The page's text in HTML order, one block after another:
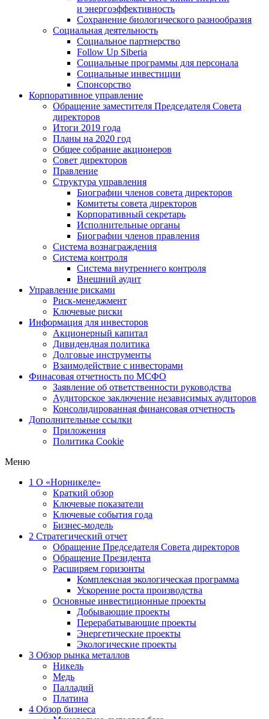
и энергоэффективность
Сохранение биологического разнообразия
Социальная деятельность
Социальное партнерство
Follow Up Siberia
Социальные программы для персонала
Социальные инвестиции
Спонсорство
Корпоративное управление
Обращение заместителя Председателя Совета
директоров
Итоги 2019 года
Планы на 2020 год
Общее собрание акционеров
Совет директоров
Правление
Структура управления
Биографии членов совета директоров
Комитеты совета директоров
Корпоративный секретарь
Исполнительные органы
Биографии членов правления
Система вознаграждения
Система контроля
Система внутреннего контроля
Внешний аудит
Управление рисками
Риск-менеджмент
Ключевые риски
Информация для инвесторов
Акционерный капитал
Дивидендная политика
Долговые инструменты
Взаимодействие с инвеcторами
Финасовая отчетность по МСФО
Заявление об ответственности руководства
Аудиторское заключение независимых аудиторов
Консолидированная финансовая отчетность
Дополнительные ссылки
Приложения
Политика Cookie
Меню
1 О «Норникеле»
Краткий обзор
Ключевые показатели
Ключевые события года
Бизнес-модель
2 Стратегический отчет
Обращение Председателя Совета директоров
Обращение Президента
Расширяем горизонты
Комплексная экологическая программа
Ускорение роста производства
Основные инвестиционные проекты
Добывающие проекты
Перерабатывающие проекты
Энергетические проекты
Экологические проекты
3 Обзор рынка металлов
Никель
Медь
Палладий
Платина
4 Обзор бизнеса